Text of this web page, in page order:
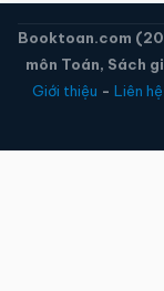
Booktoan.com
môn Toán, Sách
Giới thiệu - Liên hệ